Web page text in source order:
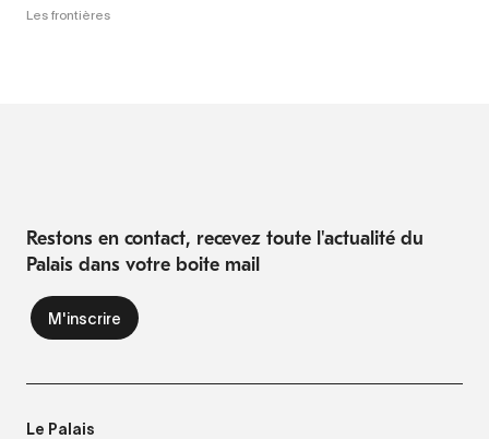
Les frontières
Restons en contact, recevez toute l'actualité du
Palais dans votre boite mail
Le Palais